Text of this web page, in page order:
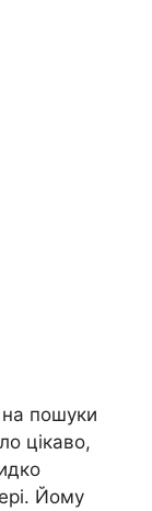
пошуки
цікаво,
Йому